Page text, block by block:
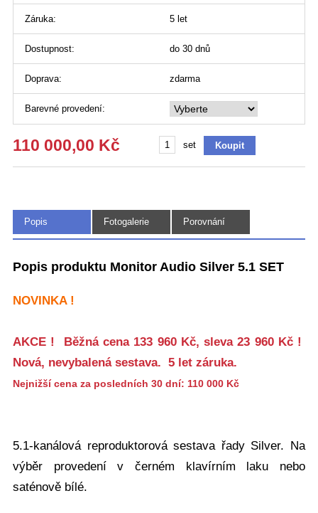
Záruka: 5 let
Dostupnost: do 30 dnů
Doprava: zdarma
Barevné provedení:
110 000,00 Kč set
Popis Fotogalerie Porovnání
Popis produktu Monitor Audio Silver 5.1 SET
NOVINKA !
AKCE ! Běžná cena 133 960 Kč, sleva 23 960 Kč !
Nová, nevybalená sestava. 5 let záruka.
Nejnižší cena za posledních 30 dní: 110 000 Kč
5.1-kanálová reproduktorová sestava řady Silver. Na
výběr provedení v černém klavírním laku nebo
saténově bílé.